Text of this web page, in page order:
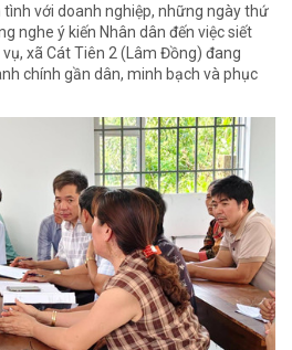
với doanh nghiệp, những ngày thứ
nghe ý kiến Nhân dân đến việc siết
xã Cát Tiên 2 (Lâm Đồng) đang
chính gần dân, minh bạch và phục